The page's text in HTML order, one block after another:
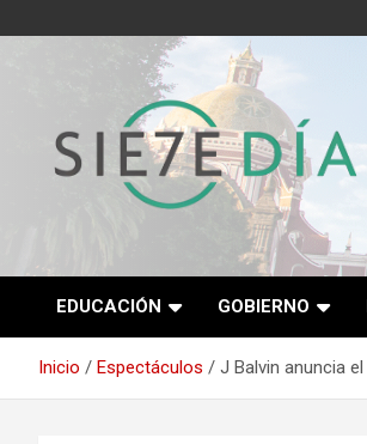
al
Semanario 7
EDUCACIÓN GOBIERNO
Inicio Espectáculos J Balvin anuncia